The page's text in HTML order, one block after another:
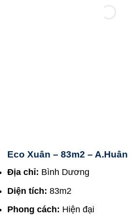
Eco Xuân – 83m2 – A.Huân
Địa chỉ: Bình Dương
Diện tích: 83m2
Phong cách: Hiện đại